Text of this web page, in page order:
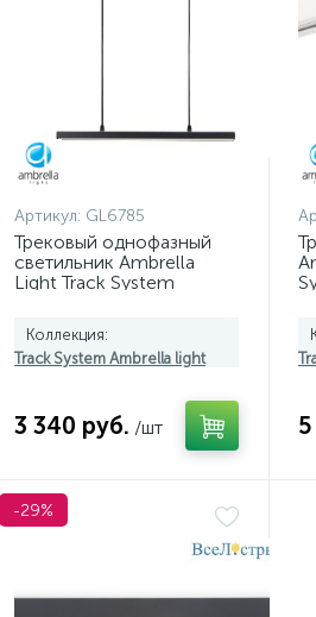
Артикул: GL6785
Трековый однофазный
светильник Ambrella
Light Track System
Коллекция:
Track System Ambrella light
3 340 руб. /шт
-29%